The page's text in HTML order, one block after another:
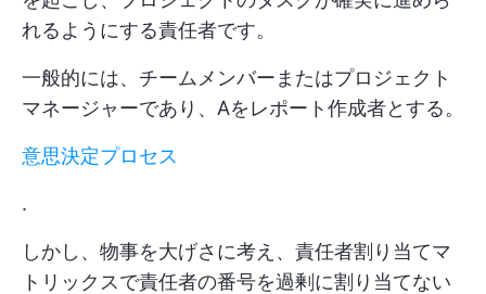
れるようにする責任者です。
一般的には、チームメンバーまたはプロジェクト
マネージャーであり、Aをレポート作成者とする。
意思決定プロセス
.
しかし、物事を大げさに考え、責任者割り当てマ
トリックスで責任者の番号を過剰に割り当てない